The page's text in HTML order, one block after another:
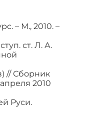
– М., 2010. –
ст. Л. А.
// Сборник
2010
Руси.